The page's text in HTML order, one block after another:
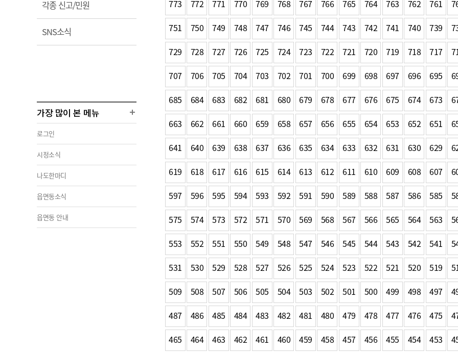
『안심상속』 원스톱 서비
생활체육 공지
재정용어사전
군산시 고향사랑기부제
고향사랑기부제 소개
기부자 예우제
기부자 명예의 전당
기금사업
군산시 답례품
고향사랑기부제 소식
군산상
각종 신고/민원
림
SNS소식
림
가장 많이 본 메뉴
로그인
시정소식
나도한마디
읍면동소식
읍면동 안내
773
772 771 770 769 768 767 766 765 764 763 762 761
751
750 749 748 747 746 745 744 743 742 741 740 739
729
728 727 726 725 724 723 722 721 720 719 718 717
707
706 705 704 703 702 701 700 699 698 697 696 695
685
684 683 682 681 680 679 678 677 676 675 674 673
663
662 661 660 659 658 657 656 655 654 653 652 651
641
640 639 638 637 636 635 634 633 632 631 630 629
619
618 617 616 615 614 613 612 611 610 609 608 607
597
596 595 594 593 592 591 590 589 588 587 586 585
575
574 573 572 571 570 569 568 567 566 565 564 563
553
552 551 550 549 548 547 546 545 544 543 542 541
531
530 529 528 527 526 525 524 523 522 521 520 519
509
508 507 506 505 504 503 502 501 500 499 498 497
487
486 485 484 483 482 481 480 479 478 477 476 475
465
464 463 462 461 460 459 458 457 456 455 454 453